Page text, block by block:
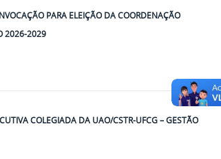
PARA ELEIÇÃO DA COORDENAÇÃO
2026-2029
COLEGIADA DA UAO/CSTR-UFCG – GESTÃO